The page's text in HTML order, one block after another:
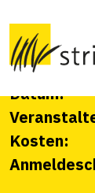
mir
Tipps und
Datum:
Kosten: